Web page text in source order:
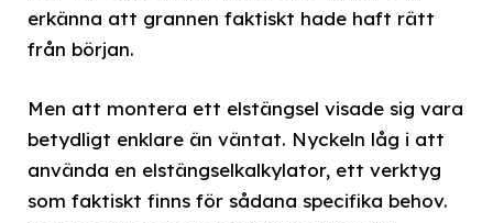
erkänna att grannen faktiskt hade haft rätt
från början.
Men att montera ett elstängsel visade sig vara
betydligt enklare än väntat. Nyckeln låg i att
använda en elstängselkalkylator, ett verktyg
som faktiskt finns för sådana specifika behov.